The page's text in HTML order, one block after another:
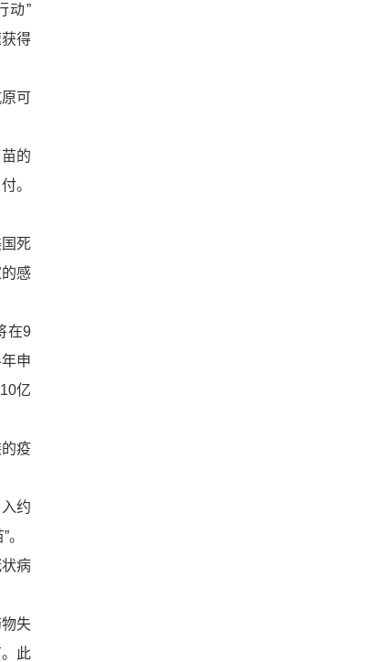
动”
得
可
的
。
死
感
在9
申
亿
疫
约
病
失
此